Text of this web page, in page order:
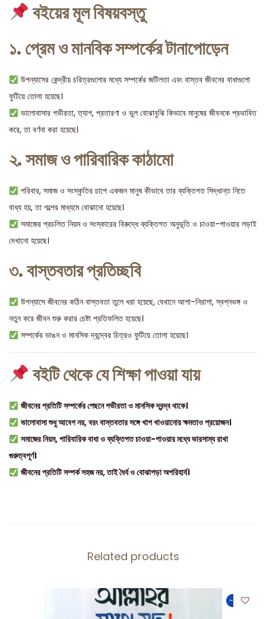
বইয়ের মূল বিষয়বস্তু
১. প্রেম ও মানবিক সম্পর্কের টানাপোড়েন
উপন্যাসের কেন্দ্রীয় চরিত্রগুলোর মধ্যে সম্পর্কের জটিলতা এবং বাস্তব জীবনের বাধাগুলো
ফুটিয়ে তোলা হয়েছে।
ভালোবাসার গভীরতা, ত্যাগ, প্রতারণা ও ভুল বোঝাবুঝি কিভাবে মানুষের জীবনকে প্রভাবিত
করে, তা বর্ণনা করা হয়েছে।
২. সমাজ ও পারিবারিক কাঠামো
পরিবার, সমাজ ও সংস্কৃতির চাপে একজন মানুষ কীভাবে তার ব্যক্তিগত সিদ্ধান্ত নিতে
বাধ্য হয়, তা গল্পের মাধ্যমে বোঝানো হয়েছে।
সমাজের প্রচলিত নিয়ম ও সংস্কারের বিরুদ্ধে ব্যক্তিগত অনুভূতি ও চাওয়া-পাওয়ার লড়াই
দেখানো হয়েছে।
৩. বাস্তবতার প্রতিচ্ছবি
উপন্যাসে জীবনের কঠিন বাস্তবতা তুলে ধরা হয়েছে, যেখানে আশা-নিরাশা, স্বপ্নভঙ্গ ও
নতুন করে জীবন শুরু করার চেষ্টা প্রতিফলিত হয়েছে।
সম্পর্কের ভাঙন ও মানসিক দ্বন্দ্বের চিত্রও ফুটিয়ে তোলা হয়েছে।
বইটি থেকে যে শিক্ষা পাওয়া যায়
জীবনের প্রতিটি সম্পর্কের পেছনে গভীরতা ও মানসিক দ্বন্দ্ব থাকে।
ভালোবাসা শুধু আবেগ নয়, বরং বাস্তবতার সঙ্গে খাপ খাওয়ানোর ক্ষমতাও প্রয়োজন।
সমাজের নিয়ম, পারিবারিক বাধা ও ব্যক্তিগত চাওয়া-পাওয়ার মধ্যে ভারসাম্য রাখা
গুরুত্বপূর্ণ।
জীবনের প্রতিটি সম্পর্ক সহজ নয়, তাই ধৈর্য ও বোঝাপড়া অপরিহার্য।
Related products
-50%